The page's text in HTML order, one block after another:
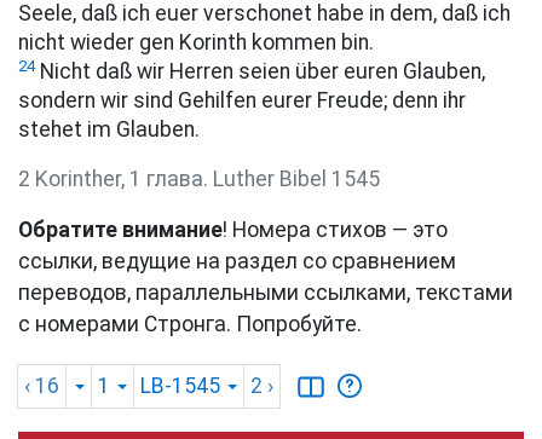
Seele, daß ich euer verschonet habe in dem, daß ich
nicht wieder gen Korinth kommen bin.
24Nicht daß wir Herren seien über euren Glauben,
sondern wir sind Gehilfen eurer Freude; denn ihr
stehet im Glauben.
2 Korinther, 1 глава. Luther Bibel 1545
Обратите внимание! Номера стихов — это
ссылки, ведущие на раздел со сравнением
переводов, параллельными ссылками, текстами
с номерами Стронга. Попробуйте.
‹ 16 1 LB-1545 2 ›